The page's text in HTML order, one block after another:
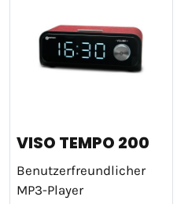
VISO TEMPO 200
Benutzerfreundlicher
MP3-Player